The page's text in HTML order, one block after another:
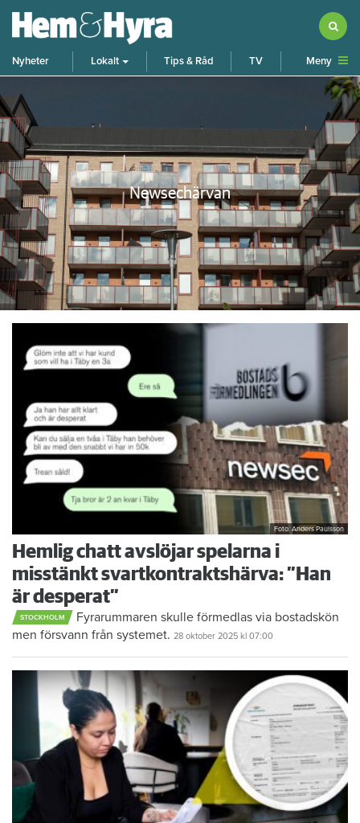
Nyheter Lokalt Tips & Råd TV Meny
Newsechärvan
Foto: Anders Paulsson
Hemlig chatt avslöjar spelarna i
misstänkt svartkontraktshärva: ”Han
är desperat”
STOCKHOLM
Fyrarummaren skulle förmedlas via bostadskön
men försvann från systemet. 28 oktober 2025 kl 07:00